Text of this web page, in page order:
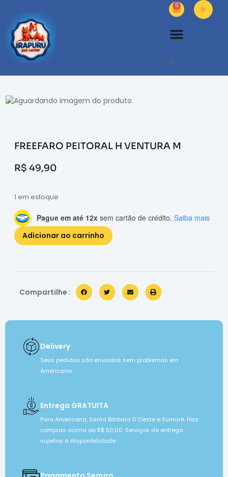
0
FREEFARO PEITORAL H VENTURA M
R$ 49,90
1 em estoque
Pague em até 12x sem cartão de crédito. Saiba mais
Adicionar ao carrinho
Compartilhe :
Delivery
Seus pedidos são enviados sem problemas em
Americana
Entrega GRATUITA
Para Americana, Santa Bárbara D´Oeste e Sumaré. Nas
compras acima de R$ 50,00. Serviços de entrega
sujeitos à disponibilidade